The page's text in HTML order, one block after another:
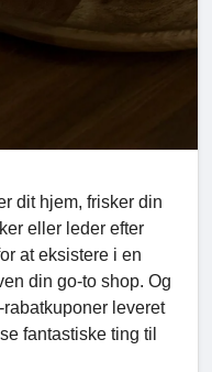
dit hjem, frisker din
eller leder efter
at eksistere i en
din go-to shop. Og
leveret
fantastiske ting til